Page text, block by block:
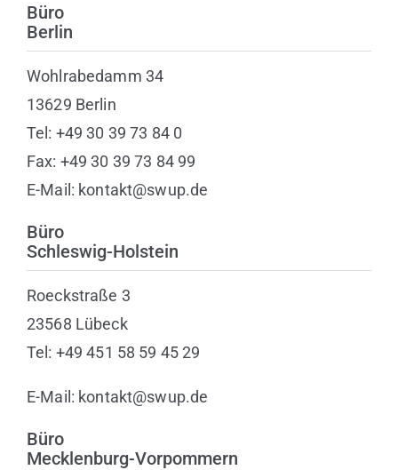
Büro
Berlin
Wohlrabedamm 34
13629 Berlin
Tel: +49 30 39 73 84 0
Fax: +49 30 39 73 84 99
E-Mail: kontakt@swup.de
Büro
Schleswig-Holstein
Roeckstraße 3
23568 Lübeck
Tel: +49 451 58 59 45 29
E-Mail: kontakt@swup.de
Büro
Mecklenburg-Vorpommern